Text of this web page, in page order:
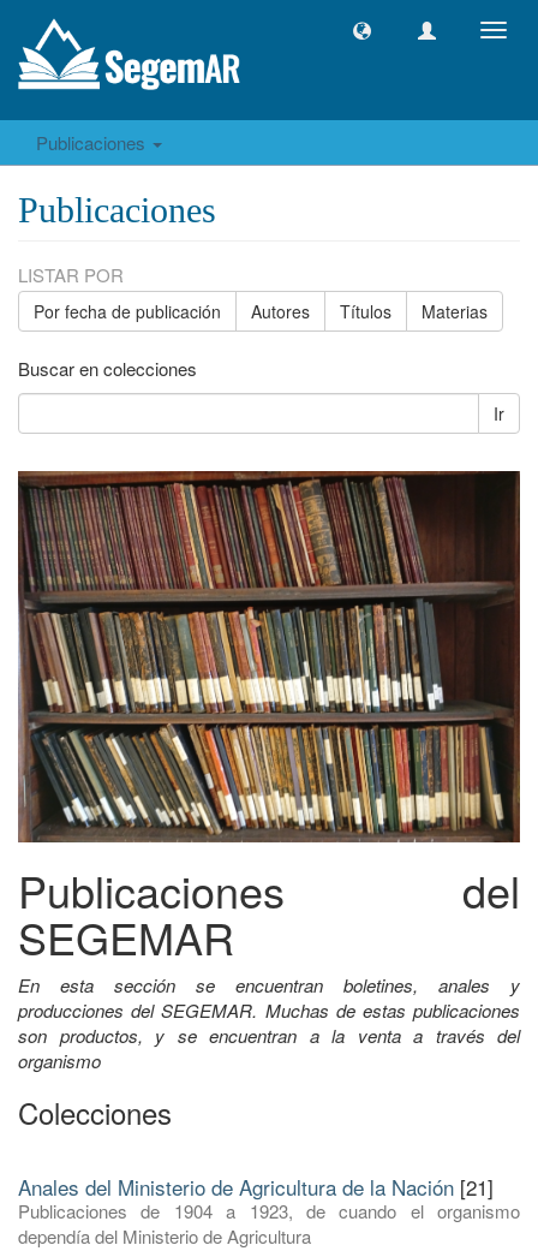
Publicaciones
Publicaciones
LISTAR POR
Por fecha de publicación Autores Títulos Materias
Buscar en colecciones
Ir
Publicaciones del
SEGEMAR
En esta sección se encuentran boletines, anales y
producciones del SEGEMAR. Muchas de estas publicaciones
son productos, y se encuentran a la venta a través del
organismo
Colecciones
Anales del Ministerio de Agricultura de la Nación [21]
Publicaciones de 1904 a 1923, de cuando el organismo
dependía del Ministerio de Agricultura